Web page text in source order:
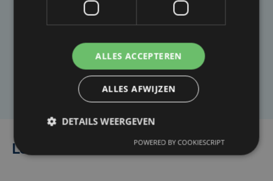
Taalfout opgemerkt?
Heb je een taal- of schrijffout opgemerkt in dit
artikel?
Laat het ons weten
Lees ook
ALLES ACCEPTEREN
ALLES AFWIJZEN
DETAILS WEERGEVEN
POWERED BY COOKIESCRIPT